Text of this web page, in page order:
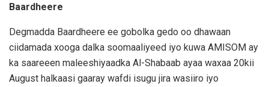
Baardheere
Degmadda Baardheere ee gobolka gedo oo dhawaan
ciidamada xooga dalka soomaaliyeed iyo kuwa AMISOM ay
ka saareeen maleeshiyaadka Al-Shabaab ayaa waxaa 20kii
August halkaasi gaaray wafdi isugu jira wasiiro iyo